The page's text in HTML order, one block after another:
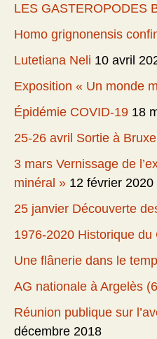
LES GASTEROPODES
Homo grignonensis
Lutetiana Neli 10 avril
Exposition « Un monde
Épidémie COVID-19 18
25-26 avril Sortie à
3 mars Vernissage de
minéral » 12 février 2020
25 janvier Découverte
1976-2020 Historique du
Une flânerie dans le
AG nationale à Argelès
Réunion publique sur
décembre 2018